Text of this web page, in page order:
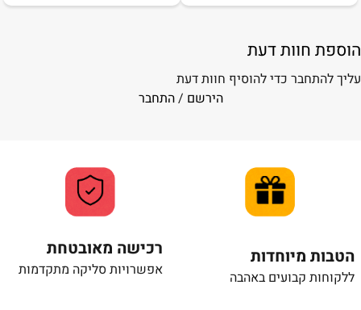
הוספת חוות דעת
עליך להתחבר כדי להוסיף חוות דעת
הירשם /התחבר
הטבות מיוחדות
ללקוחות קבועים באהבה
רכישה מאובטחת
אפשרויות סליקה מתקדמות